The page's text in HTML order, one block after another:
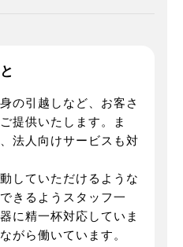
の引越しなど、お客さ
提供いたします。ま
法人向けサービスも対
していただけるような
きるようスタッフ一
に精一杯対応していま
がら働いています。